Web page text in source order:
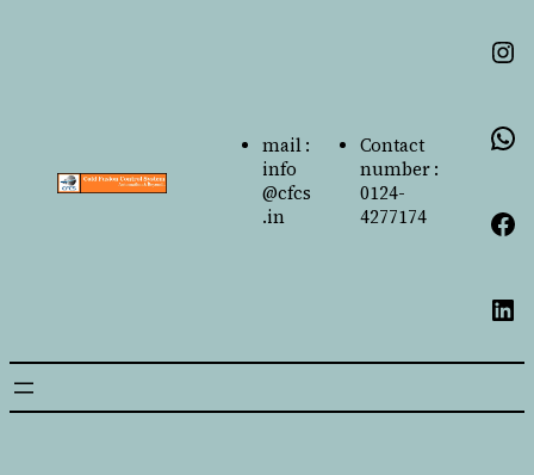
mail :
info
@cfcs
.in
Contact
number :
0124-
4277174